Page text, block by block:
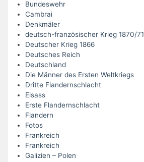
Bundeswehr
Cambrai
Denkmäler
deutsch-französischer Krieg 1870/71
Deutscher Krieg 1866
Deutsches Reich
Deutschland
Die Männer des Ersten Weltkriegs
Dritte Flandernschlacht
Elsass
Erste Flandernschlacht
Flandern
Fotos
Frankreich
Frankreich
Galizien – Polen